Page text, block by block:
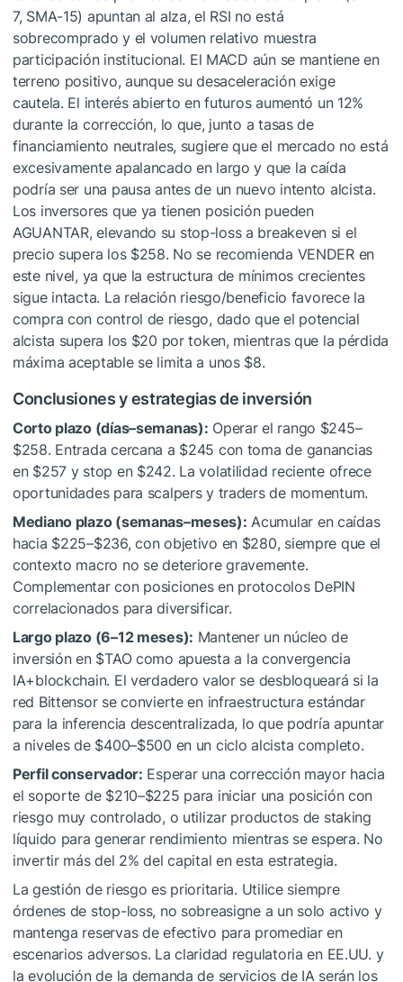
7, SMA-15) apuntan al alza, el RSI no está
sobrecomprado y el volumen relativo muestra
participación institucional. El MACD aún se mantiene en
terreno positivo, aunque su desaceleración exige
cautela. El interés abierto en futuros aumentó un 12%
durante la corrección, lo que, junto a tasas de
financiamiento neutrales, sugiere que el mercado no está
excesivamente apalancado en largo y que la caída
podría ser una pausa antes de un nuevo intento alcista.
Los inversores que ya tienen posición pueden
AGUANTAR, elevando su stop-loss a breakeven si el
precio supera los $258. No se recomienda VENDER en
este nivel, ya que la estructura de mínimos crecientes
sigue intacta. La relación riesgo/beneficio favorece la
compra con control de riesgo, dado que el potencial
alcista supera los $20 por token, mientras que la pérdida
máxima aceptable se limita a unos $8.
Conclusiones y estrategias de inversión
Corto plazo (días–semanas): Operar el rango $245–
$258. Entrada cercana a $245 con toma de ganancias
en $257 y stop en $242. La volatilidad reciente ofrece
oportunidades para scalpers y traders de momentum.
Mediano plazo (semanas–meses): Acumular en caídas
hacia $225–$236, con objetivo en $280, siempre que el
contexto macro no se deteriore gravemente.
Complementar con posiciones en protocolos DePIN
correlacionados para diversificar.
Largo plazo (6–12 meses): Mantener un núcleo de
inversión en $TAOcomo apuesta a la convergencia
IA+blockchain. El verdadero valor se desbloqueará si la
red Bittensor se convierte en infraestructura estándar
para la inferencia descentralizada, lo que podría apuntar
a niveles de $400–$500 en un ciclo alcista completo.
Perfil conservador: Esperar una corrección mayor hacia
el soporte de $210–$225 para iniciar una posición con
riesgo muy controlado, o utilizar productos de staking
líquido para generar rendimiento mientras se espera. No
invertir más del 2% del capital en esta estrategia.
La gestión de riesgo es prioritaria. Utilice siempre
órdenes de stop-loss, no sobreasigne a un solo activo y
mantenga reservas de efectivo para promediar en
escenarios adversos. La claridad regulatoria en EE.UU. y
la evolución de la demanda de servicios de IA serán los